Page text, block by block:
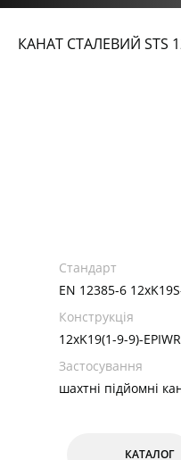
КАНАТ СТАЛЕВИЙ STS
Стандарт
EN 12385-6
Конструкція
12хK19(1-9-9)-
Застосування
шахтні підйомні
КАТАЛОГ